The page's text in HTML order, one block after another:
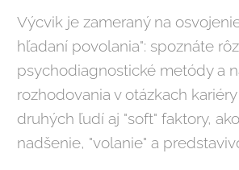
Výcvik je zameraný na
hľadaní povolania": spoznáte
psychodiagnostické metódy a
rozhodovania v otázkach
druhých ľudí aj "soft" faktory,
nadšenie, "volanie" a